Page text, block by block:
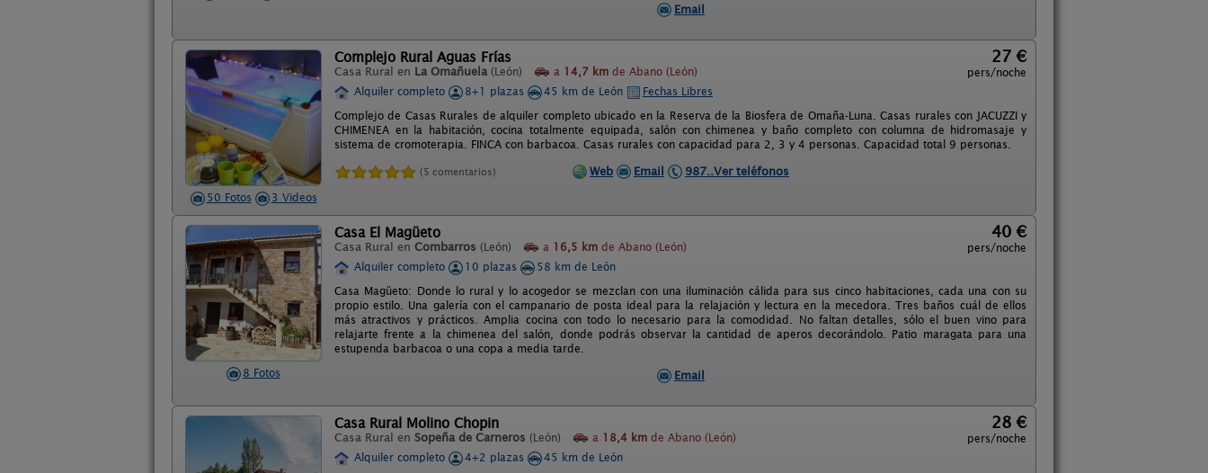
Email
50 Fotos 3 Videos
Complejo Rural Aguas Frías
Casa Rural en La Omañuela (León) a 14,7 km de Abano (León)
27 €
pers/noche
Alquiler completo
8+1 plazas 45 km de León
Fechas Libres
Complejo de Casas Rurales de alquiler completo ubicado en la Reserva de la Biosfera de Omaña-Luna. Casas rurales con JACUZZI y
CHIMENEA en la habitación, cocina totalmente equipada, salón con chimenea y baño completo con columna de hidromasaje y
sistema de cromoterapia. FINCA con barbacoa. Casas rurales con capacidad para 2, 3 y 4 personas. Capacidad total 9 personas.
(5 comentarios) Web Email 987..Ver teléfonos
8 Fotos
Casa El Magüeto
Casa Rural en Combarros (León) a 16,5 km de Abano (León)
40 €
pers/noche
Alquiler completo
10 plazas
58 km de León
Casa Magüeto: Donde lo rural y lo acogedor se mezclan con una iluminación cálida para sus cinco habitaciones, cada una con su
propio estilo. Una galería con el campanario de posta ideal para la relajación y lectura en la mecedora. Tres baños cuál de ellos
más atractivos y prácticos. Amplia cocina con todo lo necesario para la comodidad. No faltan detalles, sólo el buen vino para
relajarte frente a la chimenea del salón, donde podrás observar la cantidad de aperos decorándolo. Patio maragata para una
estupenda barbacoa o una copa a media tarde.
Email
Casa Rural Molino Chopin
Casa Rural en Sopeña de Carneros (León) a 18,4 km de Abano (León)
28 €
pers/noche
Alquiler completo
4+2 plazas
45 km de León